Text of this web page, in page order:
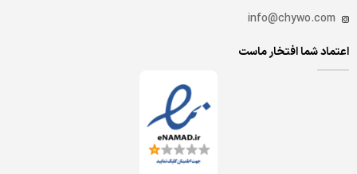
info@chywo.com
اعتماد شما افتخار ماست